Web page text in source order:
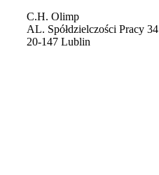
C.H. Olimp
AL. Spółdzielczości Pracy 34
20-147 Lublin